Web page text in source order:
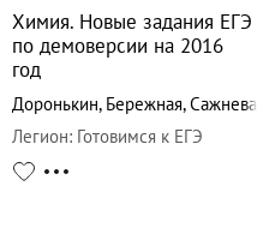
Химия. Новые задания ЕГЭ
по демоверсии на 2016
год
Доронькин, Бережная,Сажнева
Легион: Готовимся к ЕГЭ